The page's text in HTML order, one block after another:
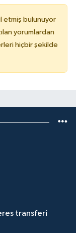
etmiş bulunuyor
yorumlardan
hiçbir şekilde
transferi